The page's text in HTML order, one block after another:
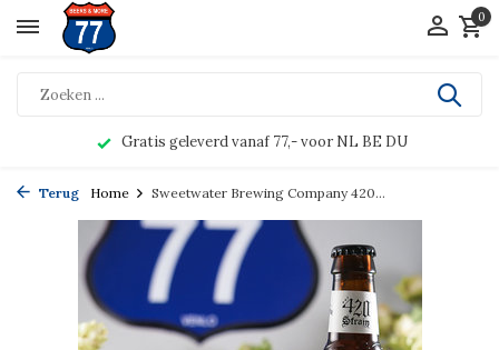
0
Gratis geleverd vanaf 77,- voor NL BE DU
Terug Home Sweetwater Brewing Company 420...